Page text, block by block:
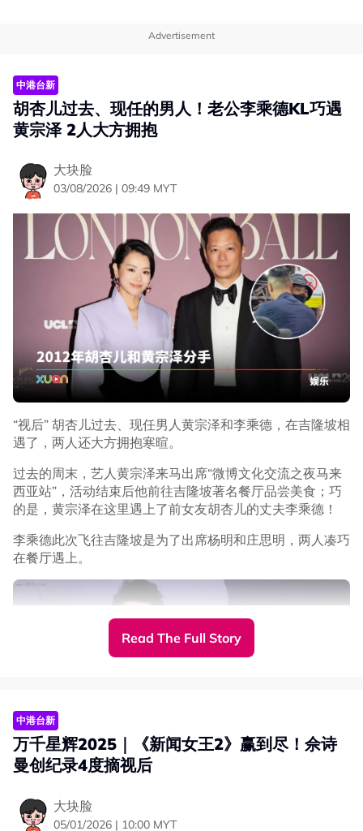
Advertisement
中港台新
胡杏儿过去、现任的男人！老公李乘德KL巧遇
黄宗泽 2人大方拥抱
大块脸
03/08/2026 | 09:49 MYT
“视后” 胡杏儿过去、现任男人黄宗泽和李乘德，在吉隆坡相
遇了，两人还大方拥抱寒暄。
过去的周末，艺人黄宗泽来马出席“微博文化交流之夜马来
西亚站”，活动结束后他前往吉隆坡著名餐厅品尝美食；巧
的是，黄宗泽在这里遇上了前女友胡杏儿的丈夫李乘德！
李乘德此次飞往吉隆坡是为了出席杨明和庄思明，两人凑巧
在餐厅遇上。
Read The Full Story
中港台新
万千星辉2025｜《新闻女王2》赢到尽！佘诗
曼创纪录4度摘视后
大块脸
05/01/2026 | 10:00 MYT